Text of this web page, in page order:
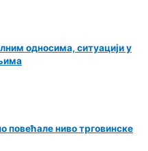
односима, ситуацији у
повећале ниво трговинске